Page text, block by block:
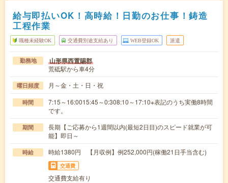
給与即払いOK！高時給！日勤のお仕事！鋳造
工程作業
職種未経験OK 交通費別途支給あり WEB登録OK 派遣
勤務地 山形県西置賜郡
荒砥駅から車4分
曜日頻度 月～金・土・日・祝
時間
7:15～16:0015:45～0:308:10～17:10※表記のうち実働8時間
です。
期間
長期【ご応募から1週間以内(最短2日目)のスピード就業が可
能】即日～
時給 時給1380円 【月収例】例252,000円(稼働21日手当含む)
交通費
交通費支給有り